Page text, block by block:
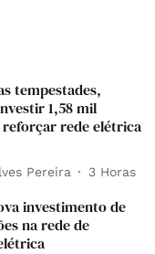
tempestades,
1,58 mil
rede elétrica
Pereira 3 Horas
investimento de
na rede de